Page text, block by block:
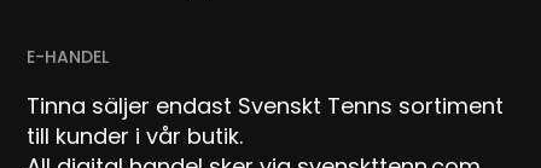
E-HANDEL
Tinna säljer endast Svenskt Tenns sortiment
till kunder i vår butik.